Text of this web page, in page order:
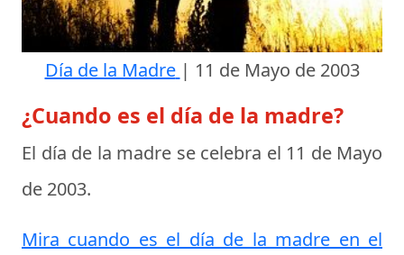
Día de la Madre | 11 de Mayo de 2003
¿Cuando es el día de la madre?
El día de la madre se celebra el 11 de Mayo
de 2003.
Mira cuando es el día de la madre en el